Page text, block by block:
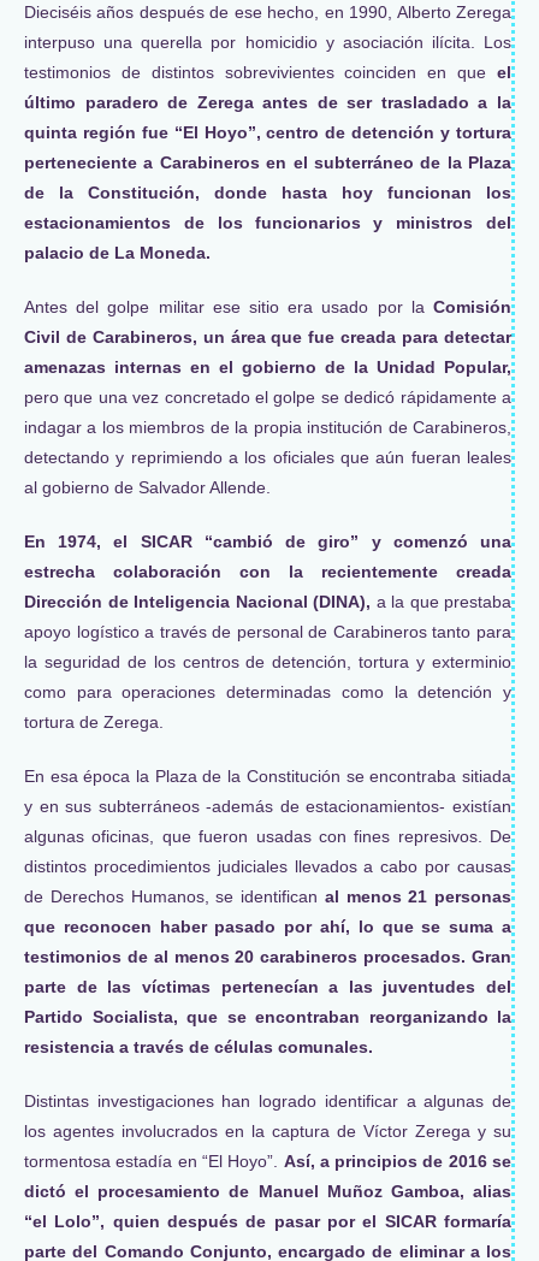
Dieciséis años después de ese hecho, en 1990, Alberto Zerega
interpuso una querella por homicidio y asociación ilícita. Los
testimonios de distintos sobrevivientes coinciden en que el
último paradero de Zerega antes de ser trasladado a la
quinta región fue “El Hoyo”, centro de detención y tortura
perteneciente a Carabineros en el subterráneo de la Plaza
de la Constitución, donde hasta hoy funcionan los
estacionamientos de los funcionarios y ministros del
palacio de La Moneda.
Antes del golpe militar ese sitio era usado por la Comisión
Civil de Carabineros, un área que fue creada para detectar
amenazas internas en el gobierno de la Unidad Popular,
pero que una vez concretado el golpe se dedicó rápidamente a
indagar a los miembros de la propia institución de Carabineros,
detectando y reprimiendo a los oficiales que aún fueran leales
al gobierno de Salvador Allende.
En 1974, el SICAR “cambió de giro” y comenzó una
estrecha colaboración con la recientemente creada
Dirección de Inteligencia Nacional (DINA), a la que prestaba
apoyo logístico a través de personal de Carabineros tanto para
la seguridad de los centros de detención, tortura y exterminio
como para operaciones determinadas como la detención y
tortura de Zerega.
En esa época la Plaza de la Constitución se encontraba sitiada
y en sus subterráneos -además de estacionamientos- existían
algunas oficinas, que fueron usadas con fines represivos. De
distintos procedimientos judiciales llevados a cabo por causas
de Derechos Humanos, se identifican al menos 21 personas
que reconocen haber pasado por ahí, lo que se suma a
testimonios de al menos 20 carabineros procesados. Gran
parte de las víctimas pertenecían a las juventudes del
Partido Socialista, que se encontraban reorganizando la
resistencia a través de células comunales.
Distintas investigaciones han logrado identificar a algunas de
los agentes involucrados en la captura de Víctor Zerega y su
tormentosa estadía en “El Hoyo”. Así, a principios de 2016 se
dictó el procesamiento de Manuel Muñoz Gamboa, alias
“el Lolo”, quien después de pasar por el SICAR formaría
parte del Comando Conjunto, encargado de eliminar a los